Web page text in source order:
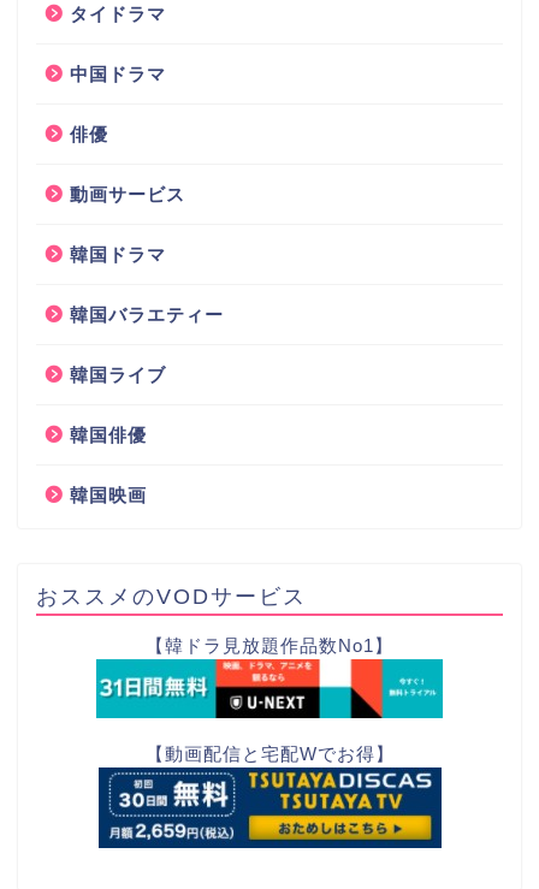
タイドラマ
中国ドラマ
俳優
動画サービス
韓国ドラマ
韓国バラエティー
韓国ライブ
韓国俳優
韓国映画
おススメのVODサービス
【韓ドラ見放題作品数No1】
【動画配信と宅配Wでお得】